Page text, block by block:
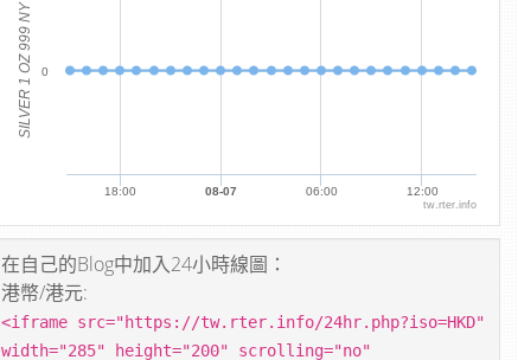
SILVER 1 OZ 999 NY
18:00 08-07 06:00 12:00
0
tw.rter.info
在自己的Blog中加入24小時線圖：
港幣/港元:
<iframe src="https://tw.rter.info/24hr.php?iso=HKD"
width="285" height="200" scrolling="no"